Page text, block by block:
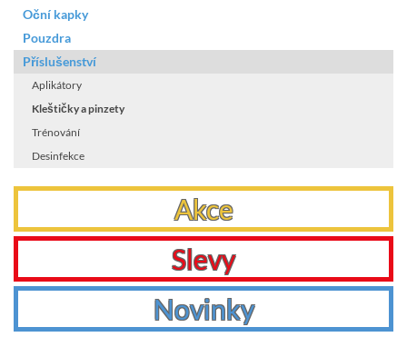
Oční kapky
Pouzdra
Příslušenství
Aplikátory
Kleštičky a pinzety
Trénování
Desinfekce
Akce
Slevy
Novinky